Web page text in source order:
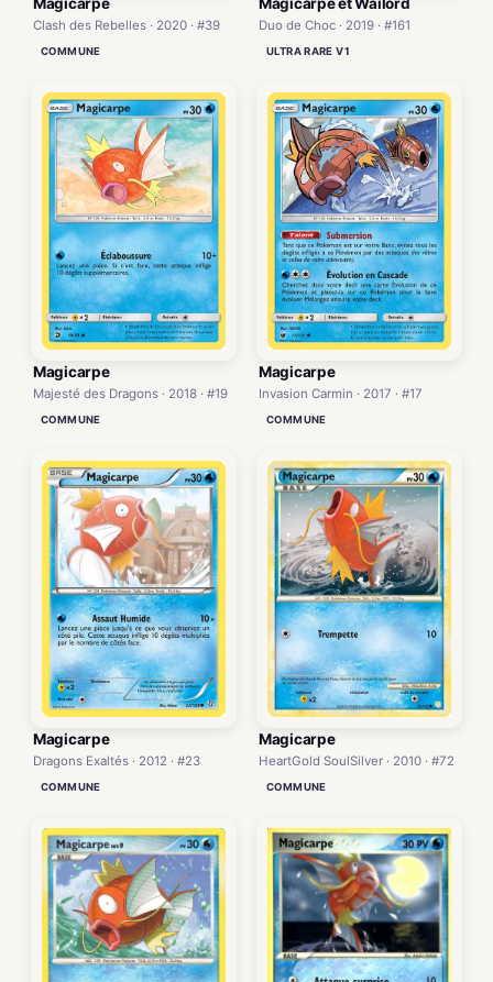
Clash des Rebelles · 2020 · #39
COMMUNE
Duo de Choc · 2019 · #161
ULTRA RARE V1
Magicarpe
Majesté des Dragons · 2018 · #19
COMMUNE
Magicarpe
Invasion Carmin · 2017 · #17
COMMUNE
Magicarpe
Dragons Exaltés · 2012 · #23
COMMUNE
Magicarpe
HeartGold SoulSilver · 2010 · #72
COMMUNE